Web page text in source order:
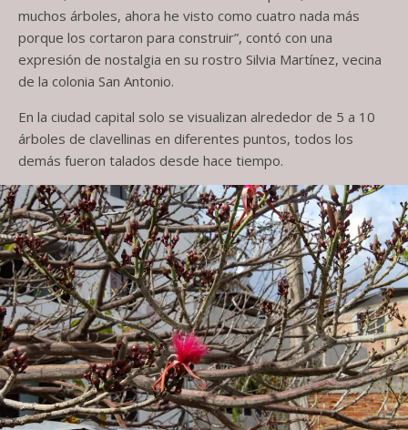
muchos árboles, ahora he visto como cuatro nada más
porque los cortaron para construir”, contó con una
expresión de nostalgia en su rostro Silvia Martínez, vecina
de la colonia San Antonio.
En la ciudad capital solo se visualizan alrededor de 5 a 10
árboles de clavellinas en diferentes puntos, todos los
demás fueron talados desde hace tiempo.